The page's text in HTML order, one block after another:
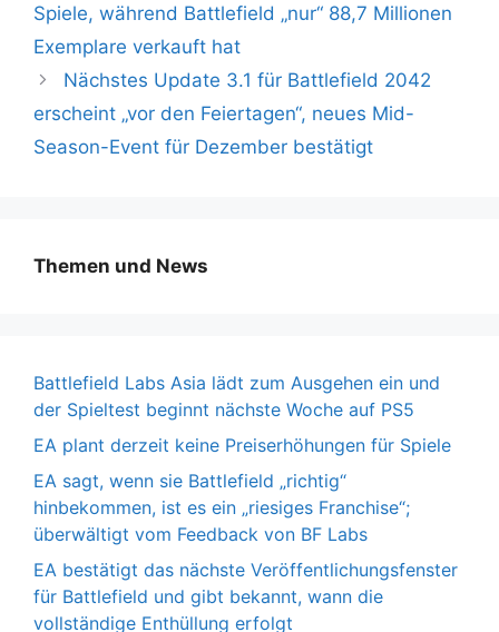
Spiele, während Battlefield „nur“ 88,7 Millionen
Exemplare verkauft hat
Nächstes Update 3.1 für Battlefield 2042
erscheint „vor den Feiertagen“, neues Mid-
Season-Event für Dezember bestätigt
Themen und News
Battlefield Labs Asia lädt zum Ausgehen ein und
der Spieltest beginnt nächste Woche auf PS5
EA plant derzeit keine Preiserhöhungen für Spiele
EA sagt, wenn sie Battlefield „richtig“
hinbekommen, ist es ein „riesiges Franchise“;
überwältigt vom Feedback von BF Labs
EA bestätigt das nächste Veröffentlichungsfenster
für Battlefield und gibt bekannt, wann die
vollständige Enthüllung erfolgt